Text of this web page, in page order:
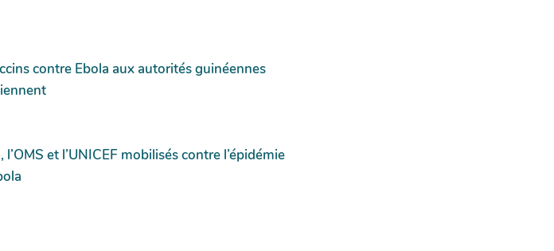
contre Ebola aux autorités guinéennes
et l’UNICEF mobilisés contre l’épidémie